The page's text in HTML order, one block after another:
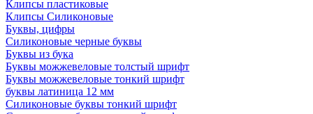
Клипсы пластиковые
Клипсы Силиконовые
Буквы, цифры
Силиконовые черные буквы
Буквы из бука
Буквы можжевеловые толстый шрифт
Буквы можжевеловые тонкий шрифт
буквы латиница 12 мм
Силиконовые буквы тонкий шрифт